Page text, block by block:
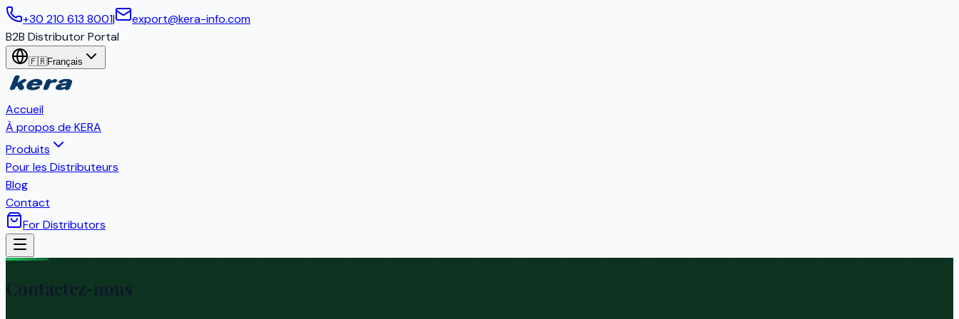
+30 210 613 8001|
export@kera-info.com
B2B Distributor Portal
🇫🇷Français
Accueil
À propos de KERA
Produits
Pour les Distributeurs
Blog
Contact
For Distributors
Contactez-nous